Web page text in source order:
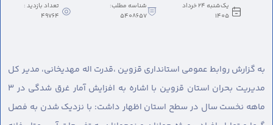
یک‌شنبه 24 خرداد
1405
شناسه مطلب:
5408657
تعداد بازدید :
49764
به گزارش روابط عمومی استانداری قزوین ،قدرت اله مهدیخانی، مدیر کل
مدیریت بحران استان قزوین با اشاره به افزایش آمار غرق شدگی در ۳
ماهه نخست سال در سطح استان اظهار داشت: با نزدیک شدن به فصل